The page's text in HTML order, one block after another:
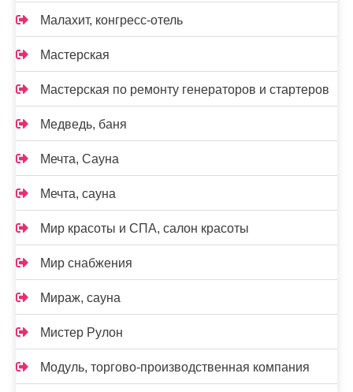
Малахит, конгресс-отель
Мастерская
Мастерская по ремонту генераторов и стартеров
Медведь, баня
Мечта, Сауна
Мечта, сауна
Мир красоты и СПА, салон красоты
Мир снабжения
Мираж, сауна
Мистер Рулон
Модуль, торгово-производственная компания